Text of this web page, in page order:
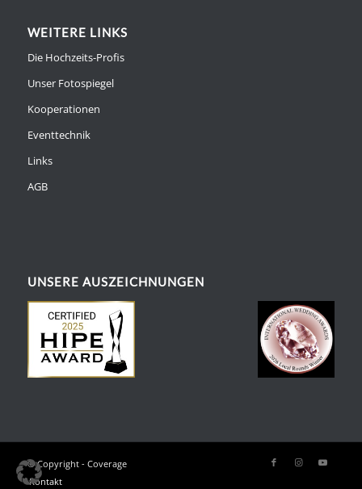
WEITERE LINKS
Die Hochzeits-Profis
Unser Fotospiegel
Kooperationen
Eventtechnik
Links
AGB
UNSERE AUSZEICHNUNGEN
© Copyright - Coverage
Kontakt